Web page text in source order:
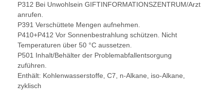
P312 Bei Unwohlsein GIFTINFORMATIONSZENTRUM/Arzt
anrufen.
P391 Verschüttete Mengen aufnehmen.
P410+P412 Vor Sonnenbestrahlung schützen. Nicht
Temperaturen über 50 °C aussetzen.
P501 Inhalt/Behälter der Problemabfallentsorgung
zuführen.
Enthält: Kohlenwasserstoffe, C7, n-Alkane, iso-Alkane,
zyklisch